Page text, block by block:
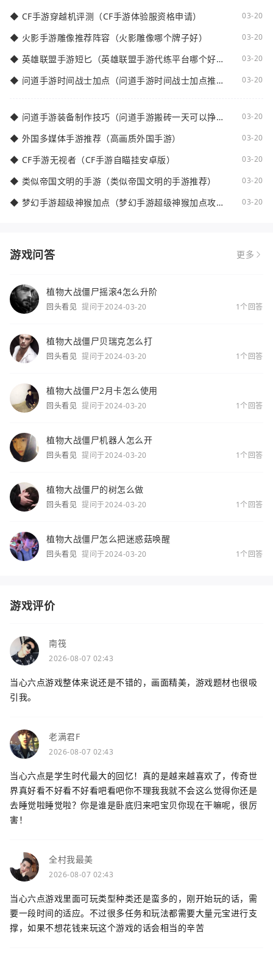
◆ CF手游穿越机评测（CF手游体验服资格申请） 03-20
◆ 火影手游雕像推荐阵容（火影雕像哪个牌子好） 03-20
◆ 英雄联盟手游短匕（英雄联盟手游代练平台哪个好
03-20
◆ 问道手游时间战士加点（问道手游时间战士加点推
03-20
◆ 问道手游装备制作技巧（问道手游搬砖一天可以挣多
03-20
◆ 外国多媒体手游推荐（高画质外国手游） 03-20
◆ CF手游无视者（CF手游自瞄挂安卓版） 03-20
◆ 类似帝国文明的手游（类似帝国文明的手游推荐） 03-20
◆ 梦幻手游超级神猴加点（梦幻手游超级神猴加点攻
03-20
游戏问答 更多
植物大战僵尸摇滚4怎么升阶
回头看见 提问于2024-03-20 1个回答
植物大战僵尸贝瑞克怎么打
回头看见 提问于2024-03-20 1个回答
植物大战僵尸2月卡怎么使用
回头看见 提问于2024-03-20 1个回答
植物大战僵尸机器人怎么开
回头看见 提问于2024-03-20 1个回答
植物大战僵尸的树怎么做
回头看见 提问于2024-03-20 1个回答
植物大战僵尸怎么把迷惑菇唤醒
回头看见 提问于2024-03-20 1个回答
游戏评价
南筏
2026-08-07 02:43
当心六点游戏整体来说还是不错的，画面精美，游戏题材也很吸
引我。
老满君F
2026-08-07 02:43
当心六点是学生时代最大的回忆！真的是越来越喜欢了，传奇世
界真好看不好看不好看吧看吧你不理我我就不会这么觉得你还是
去睡觉啦睡觉啦？你是谁是卧底归来吧宝贝你现在干嘛呢，很厉
害！
全村我最美
2026-08-07 02:43
当心六点游戏里面可玩类型种类还是蛮多的，刚开始玩的话，需
要一段时间的适应。不过很多任务和玩法都需要大量元宝进行支
撑，如果不想花钱来玩这个游戏的话会相当的辛苦